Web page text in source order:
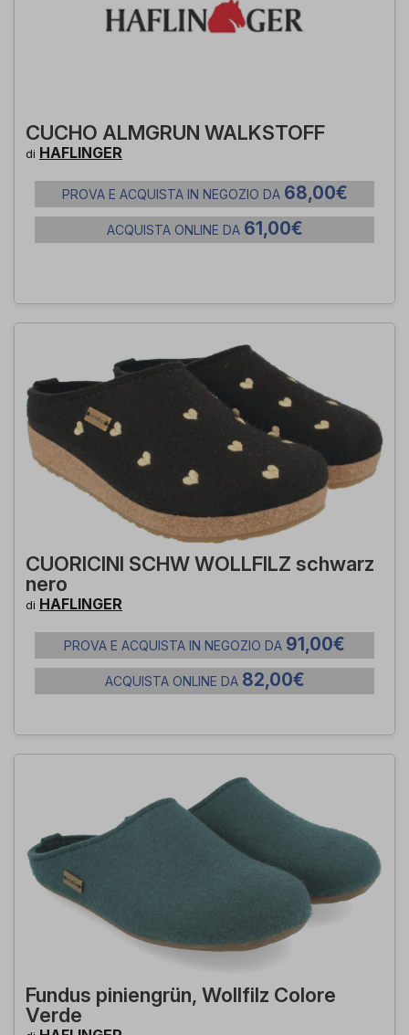
CUCHO ALMGRUN WALKSTOFF
di HAFLINGER
PROVA E ACQUISTA IN NEGOZIO DA 68,00€
ACQUISTA ONLINE DA 61,00€
CUORICINI SCHW WOLLFILZ schwarz
nero
di HAFLINGER
PROVA E ACQUISTA IN NEGOZIO DA 91,00€
ACQUISTA ONLINE DA 82,00€
Fundus piniengrün, Wollfilz Colore
Verde